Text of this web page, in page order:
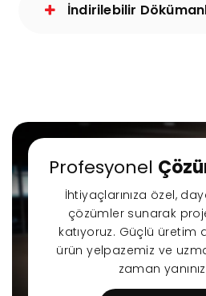
İndirilebilir
Profesyonel
İhtiyaçlarınıza özel,
çözümler sunarak
katıyoruz. Güçlü üretim
ürün yelpazemiz ve
zaman